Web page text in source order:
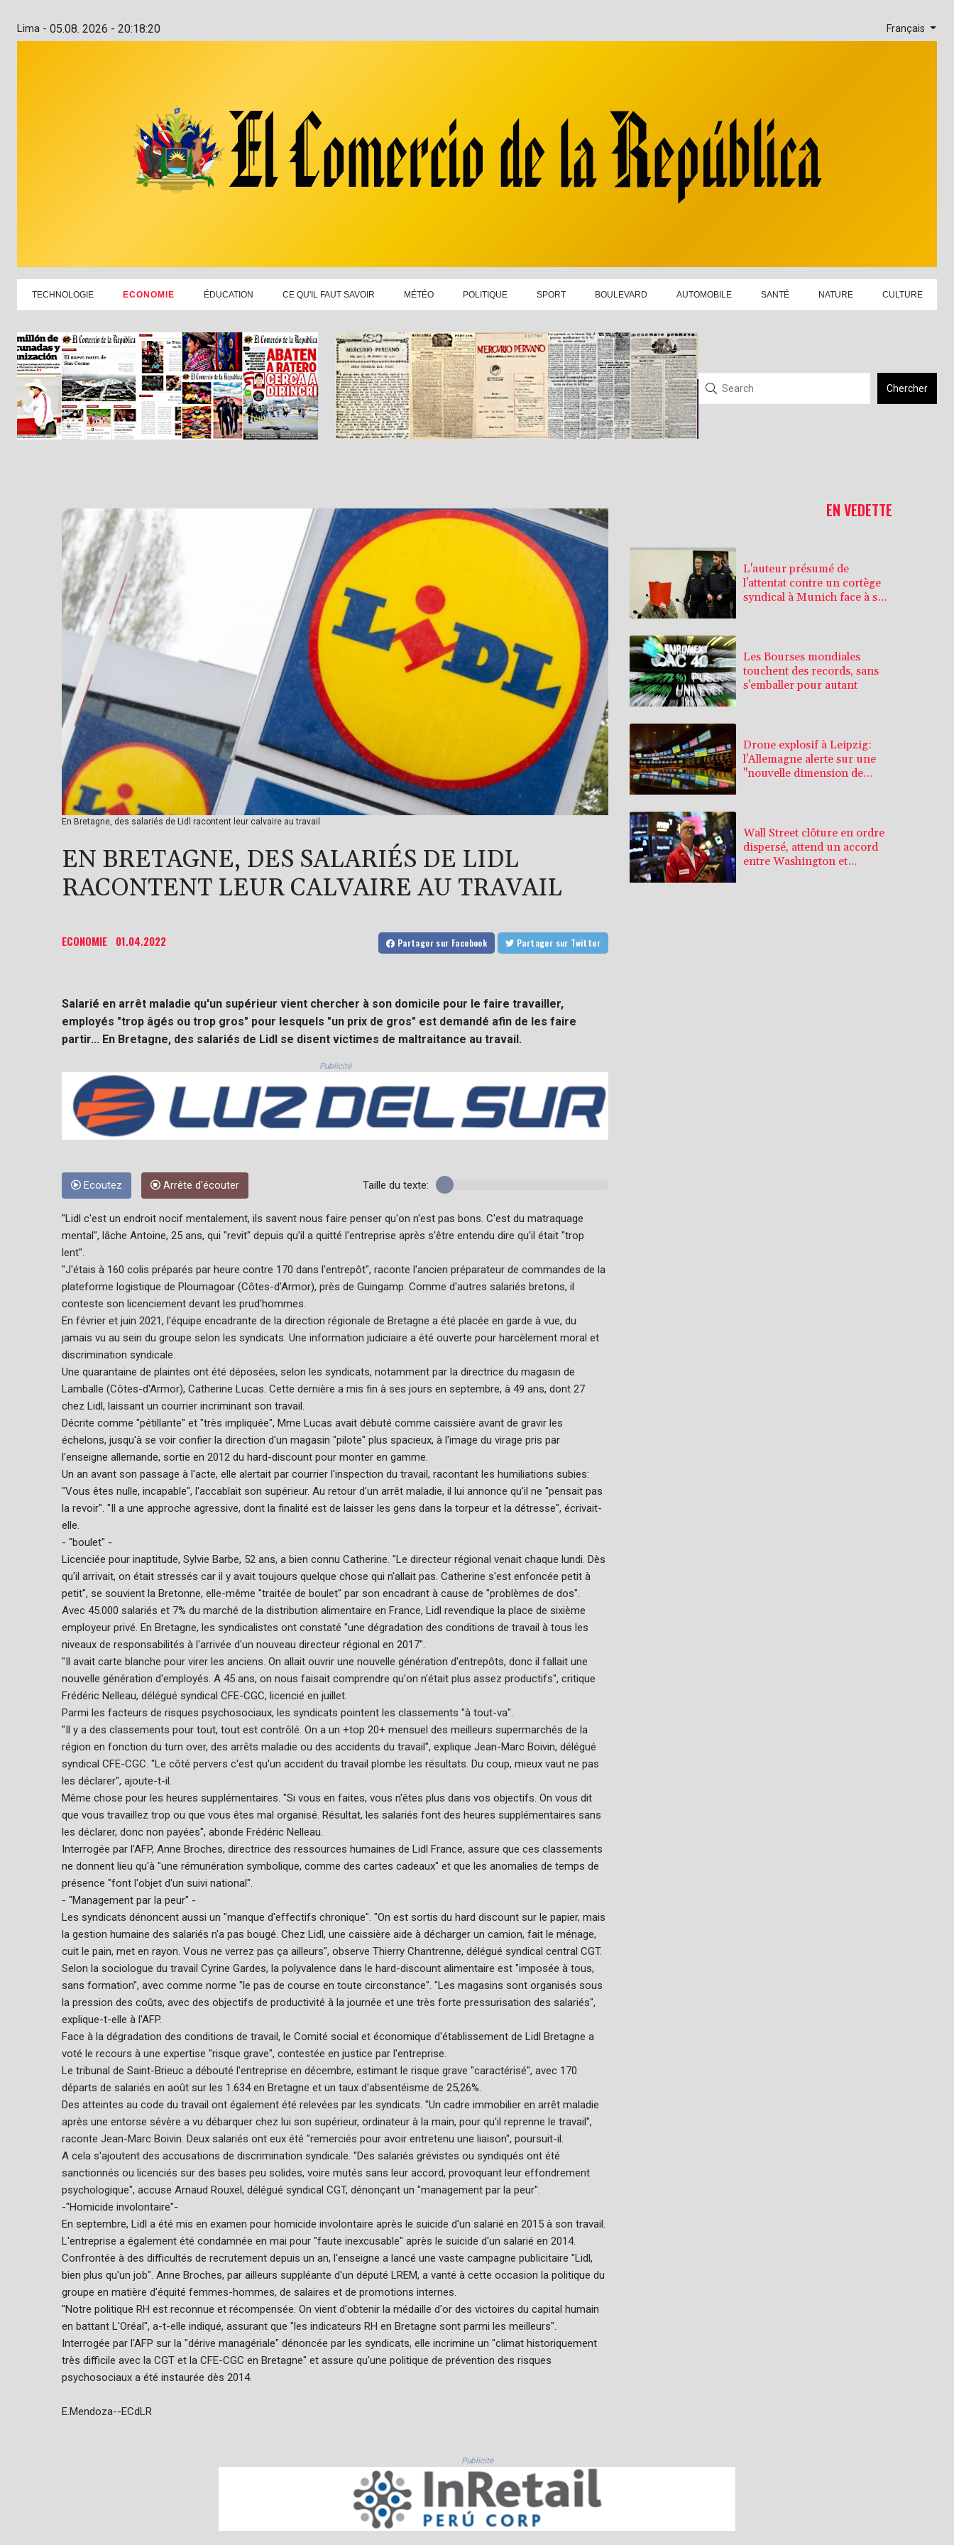
Lima - 05.08. 2026 - 20:18:21 Français
TECHNOLOGIE ECONOMIE ÉDUCATION CE QU'IL FAUT SAVOIR MÉTÉO POLITIQUE SPORT BOULEVARD AUTOMOBILE SANTÉ NATURE CULTURE
Chercher
En Bretagne, des salariés de Lidl racontent leur calvaire au travail
EN BRETAGNE, DES SALARIÉS DE LIDL
RACONTENT LEUR CALVAIRE AU TRAVAIL
ECONOMIE 01.04.2022 Partager sur Facebook Partager sur Twitter
Salarié en arrêt maladie qu'un supérieur vient chercher à son domicile pour le faire travailler,
employés "trop âgés ou trop gros" pour lesquels "un prix de gros" est demandé afin de les faire
partir... En Bretagne, des salariés de Lidl se disent victimes de maltraitance au travail.
Publicité
Ecoutez Arrête d'écouter Taille du texte:
"Lidl c'est un endroit nocif mentalement, ils savent nous faire penser qu'on n'est pas bons. C'est du matraquage
mental", lâche Antoine, 25 ans, qui "revit" depuis qu'il a quitté l'entreprise après s'être entendu dire qu'il était "trop
lent".
"J'étais à 160 colis préparés par heure contre 170 dans l'entrepôt", raconte l'ancien préparateur de commandes de la
plateforme logistique de Ploumagoar (Côtes-d'Armor), près de Guingamp. Comme d'autres salariés bretons, il
conteste son licenciement devant les prud'hommes.
En février et juin 2021, l'équipe encadrante de la direction régionale de Bretagne a été placée en garde à vue, du
jamais vu au sein du groupe selon les syndicats. Une information judiciaire a été ouverte pour harcèlement moral et
discrimination syndicale.
Une quarantaine de plaintes ont été déposées, selon les syndicats, notamment par la directrice du magasin de
Lamballe (Côtes-d'Armor), Catherine Lucas. Cette dernière a mis fin à ses jours en septembre, à 49 ans, dont 27
chez Lidl, laissant un courrier incriminant son travail.
Décrite comme "pétillante" et "très impliquée", Mme Lucas avait débuté comme caissière avant de gravir les
échelons, jusqu'à se voir confier la direction d'un magasin "pilote" plus spacieux, à l'image du virage pris par
l'enseigne allemande, sortie en 2012 du hard-discount pour monter en gamme.
Un an avant son passage à l'acte, elle alertait par courrier l'inspection du travail, racontant les humiliations subies:
"Vous êtes nulle, incapable", l'accablait son supérieur. Au retour d'un arrêt maladie, il lui annonce qu'il ne "pensait pas
la revoir". "Il a une approche agressive, dont la finalité est de laisser les gens dans la torpeur et la détresse", écrivait-
elle.
- "boulet" -
Licenciée pour inaptitude, Sylvie Barbe, 52 ans, a bien connu Catherine. "Le directeur régional venait chaque lundi. Dès
qu'il arrivait, on était stressés car il y avait toujours quelque chose qui n'allait pas. Catherine s'est enfoncée petit à
petit", se souvient la Bretonne, elle-même "traitée de boulet" par son encadrant à cause de "problèmes de dos".
Avec 45.000 salariés et 7% du marché de la distribution alimentaire en France, Lidl revendique la place de sixième
employeur privé. En Bretagne, les syndicalistes ont constaté "une dégradation des conditions de travail à tous les
niveaux de responsabilités à l'arrivée d'un nouveau directeur régional en 2017".
"Il avait carte blanche pour virer les anciens. On allait ouvrir une nouvelle génération d'entrepôts, donc il fallait une
nouvelle génération d'employés. A 45 ans, on nous faisait comprendre qu'on n'était plus assez productifs", critique
Frédéric Nelleau, délégué syndical CFE-CGC, licencié en juillet.
Parmi les facteurs de risques psychosociaux, les syndicats pointent les classements "à tout-va".
"Il y a des classements pour tout, tout est contrôlé. On a un +top 20+ mensuel des meilleurs supermarchés de la
région en fonction du turn over, des arrêts maladie ou des accidents du travail", explique Jean-Marc Boivin, délégué
syndical CFE-CGC. "Le côté pervers c'est qu'un accident du travail plombe les résultats. Du coup, mieux vaut ne pas
les déclarer", ajoute-t-il.
Même chose pour les heures supplémentaires. "Si vous en faites, vous n'êtes plus dans vos objectifs. On vous dit
que vous travaillez trop ou que vous êtes mal organisé. Résultat, les salariés font des heures supplémentaires sans
les déclarer, donc non payées", abonde Frédéric Nelleau.
Interrogée par l'AFP, Anne Broches, directrice des ressources humaines de Lidl France, assure que ces classements
ne donnent lieu qu'à "une rémunération symbolique, comme des cartes cadeaux" et que les anomalies de temps de
présence "font l'objet d'un suivi national".
- "Management par la peur" -
Les syndicats dénoncent aussi un "manque d'effectifs chronique". "On est sortis du hard discount sur le papier, mais
la gestion humaine des salariés n'a pas bougé. Chez Lidl, une caissière aide à décharger un camion, fait le ménage,
cuit le pain, met en rayon. Vous ne verrez pas ça ailleurs", observe Thierry Chantrenne, délégué syndical central CGT.
Selon la sociologue du travail Cyrine Gardes, la polyvalence dans le hard-discount alimentaire est "imposée à tous,
sans formation", avec comme norme "le pas de course en toute circonstance". "Les magasins sont organisés sous
la pression des coûts, avec des objectifs de productivité à la journée et une très forte pressurisation des salariés",
explique-t-elle à l'AFP.
Face à la dégradation des conditions de travail, le Comité social et économique d'établissement de Lidl Bretagne a
voté le recours à une expertise "risque grave", contestée en justice par l'entreprise.
Le tribunal de Saint-Brieuc a débouté l'entreprise en décembre, estimant le risque grave "caractérisé", avec 170
départs de salariés en août sur les 1.634 en Bretagne et un taux d'absentéisme de 25,26%.
Des atteintes au code du travail ont également été relevées par les syndicats. "Un cadre immobilier en arrêt maladie
après une entorse sévère a vu débarquer chez lui son supérieur, ordinateur à la main, pour qu'il reprenne le travail",
raconte Jean-Marc Boivin. Deux salariés ont eux été "remerciés pour avoir entretenu une liaison", poursuit-il.
A cela s'ajoutent des accusations de discrimination syndicale. "Des salariés grévistes ou syndiqués ont été
sanctionnés ou licenciés sur des bases peu solides, voire mutés sans leur accord, provoquant leur effondrement
psychologique", accuse Arnaud Rouxel, délégué syndical CGT, dénonçant un "management par la peur".
-"Homicide involontaire"-
En septembre, Lidl a été mis en examen pour homicide involontaire après le suicide d'un salarié en 2015 à son travail.
L'entreprise a également été condamnée en mai pour "faute inexcusable" après le suicide d'un salarié en 2014.
Confrontée à des difficultés de recrutement depuis un an, l'enseigne a lancé une vaste campagne publicitaire "Lidl,
bien plus qu'un job". Anne Broches, par ailleurs suppléante d'un député LREM, a vanté à cette occasion la politique du
groupe en matière d'équité femmes-hommes, de salaires et de promotions internes.
"Notre politique RH est reconnue et récompensée. On vient d'obtenir la médaille d'or des victoires du capital humain
en battant L'Oréal", a-t-elle indiqué, assurant que "les indicateurs RH en Bretagne sont parmi les meilleurs".
Interrogée par l'AFP sur la "dérive managériale" dénoncée par les syndicats, elle incrimine un "climat historiquement
très difficile avec la CGT et la CFE-CGC en Bretagne" et assure qu'une politique de prévention des risques
psychosociaux a été instaurée dès 2014.
E.Mendoza--ECdLR
EN VEDETTE
L'auteur présumé de
l'attentat contre un cortège
syndical à Munich face à son
Les Bourses mondiales
touchent des records, sans
s'emballer pour autant
Drone explosif à Leipzig:
l'Allemagne alerte sur une
"nouvelle dimension de
Wall Street clôture en ordre
dispersé, attend un accord
entre Washington et
Publicité